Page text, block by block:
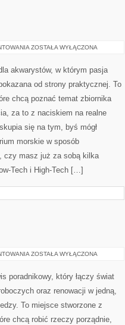
AKWARIA
ZOSTAŁA WYŁĄCZONA
akwarystów, w którym pasja
od strony praktycznej. To
chcą poznać temat zbiornika
za to z naciskiem na realne
się na tym, byś mógł
morskie w sposób
czy masz już za sobą kilka
Tech i High-Tech […]
WÓZKI
ZOSTAŁA WYŁĄCZONA
poradnikowy, który łączy świat
oraz renowacji w jedną,
To miejsce stworzone z
chcą robić rzeczy porządnie,